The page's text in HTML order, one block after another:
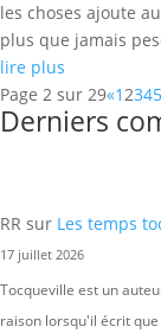
les choses ajoute
plus que jamais
lire plus
Page 2 sur 29«12345
Derniers
RR sur Les temps
17 juillet 2026
Tocqueville est un
raison lorsqu'il écrit